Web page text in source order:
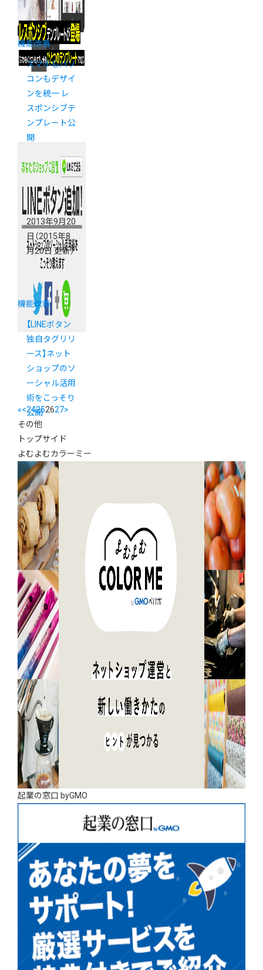
機能改善
スマホもパソ
コンもデザイ
ンを統一 レ
スポンシブテ
ンプレート公
開
2013年9月20
日 （2015年8
月20日 更新）
機能改善
【LINEボタン
独自タグリリ
ース】ネット
ショップのソ
ーシャル活用
術をこっそり
公開
«<24252627>
その他
トップサイド
よむよむカラーミー
起業の窓口 byGMO